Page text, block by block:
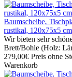
Baumscheibe,
rustikal, 120x75x5 cm
Wir bieten sehr
Brett/Bohle (Holz:
279,00€ Preis ohne
Warenkorb